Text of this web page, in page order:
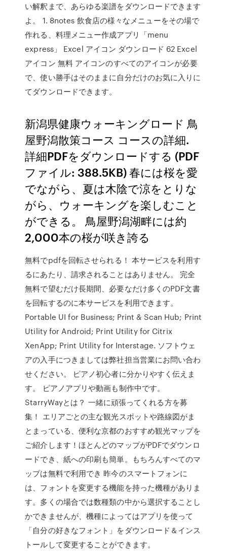
い解釈まで、あらゆる楽譜をダウンロードできます
よ。 1. 8notes 飲食店の様々なメニューをその場で
作れる、料理メニュー作成アプリ「menu
express」 Excel アイコン ダウンロード 62 Excel
アイコン 無料 アイコンのすべてのアイコンが必要
で、使い勝手はそのままに自分だけのお気に入りに
てダウンロードできます。
新潟県健康ウォーキングロード 鳥
屋野潟散策コース コースの詳細.
詳細PDFをダウンロードする (PDF
ファイル: 388.5KB) 春には桜を愛
でながら、夏は木陰で涼をとりな
がら、ウォーキングを楽しむこと
ができる。 鳥屋野潟湖畔には約
2,000本の桜が咲き誇る
無料でpdfを回転させられる！ 本サービスを利用す
るにあたり、請求されることはありません。 完全
無料で望むだけ長期間、必要なだけ多くのPDF文書
を回転するのに本サービスを利用できます。
Portable UI for Business; Print & Scan Hub; Print
Utility for Android; Print Utility for Citrix
XenApp; Print Utility for Interstage. ソフトウェ
アの入手につきましては弊社担当営業にお問い合わ
せください。 ピアノ初心者に分かりやすく伝えま
す。 ピアノアプリや動画も制作中です。
StarryWayとは？ 一緒に頑張ってくれる方を募
集！ エリアごとの主な観光スポットや路線図がま
とまっている、便利な京都のおすすめ観光マップを
ご紹介します！ほとんどのマップがPDFでダウンロ
ードでき、紙への印刷も簡単。もちろんすべてのマ
ップは無料で利用でき 昨今のスマートフォンに
は、フォントを変更する機能を持った機種がありま
す。多くの場合では数種類の中から選択することし
かできませんが、機種によってはアプリを使って
「自分の好きなフォント」をダウンロード＆インス
トールして変更することができます。